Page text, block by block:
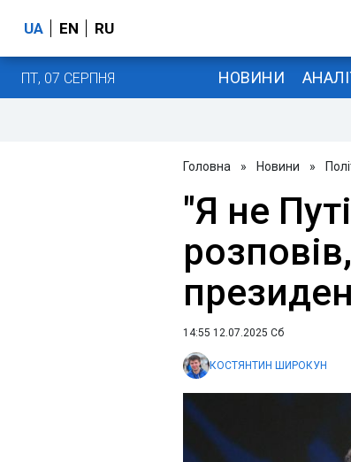
UA EN RU
ПТ, 07 СЕРПНЯ НОВИНИ
Головна » Новини »
"Я не
14:55 12.07.2025 Сб
КОСТЯНТИН ШИРОКУН